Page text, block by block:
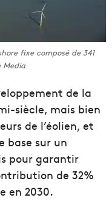
fixe composé de 341
Media
de la
siècle, mais bien
de l’éolien, et
base sur un
pour garantir
de 32%
en 2030.